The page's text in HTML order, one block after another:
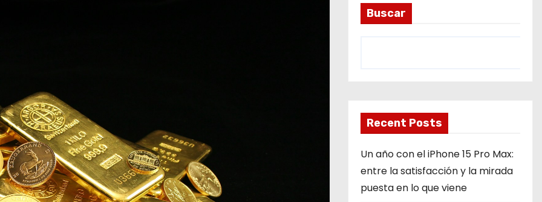
Buscar
Recent Posts
Un año con el iPhone 15 Pro Max:
entre la satisfacción y la mirada
puesta en lo que viene